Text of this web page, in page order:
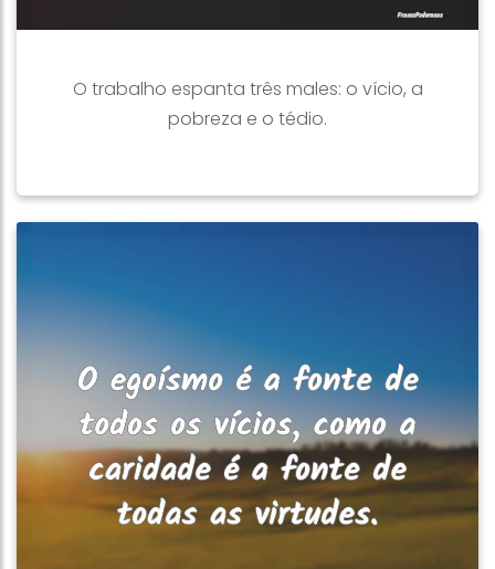
O trabalho espanta três males: o vício, a
pobreza e o tédio.